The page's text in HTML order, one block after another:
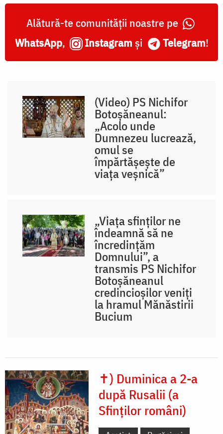
Alătură-te comunității noastre pe
WhatsApp, Instagram și Telegram!
(Video) PS Nichifor
Botoșăneanul:
„Acolo unde
Dumnezeu lucrează,
omul se
împărtășește de
viața veșnică”
„Viața sfinților ne
îndeamnă să ne
încredințăm
Domnului”, a
transmis PS Nichifor
Botoșăneanul
credincioșilor veniți
la hramul Mănăstirii
Bucium
✝) Duminica a 2-a
după Rusalii (a
Sfinților români)